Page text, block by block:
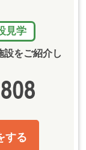
見学
設をご紹介し
する